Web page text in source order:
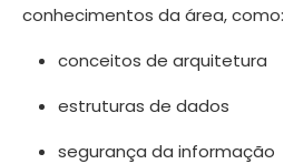
conhecimentos da área, como:
conceitos de arquitetura
estruturas de dados
segurança da informação